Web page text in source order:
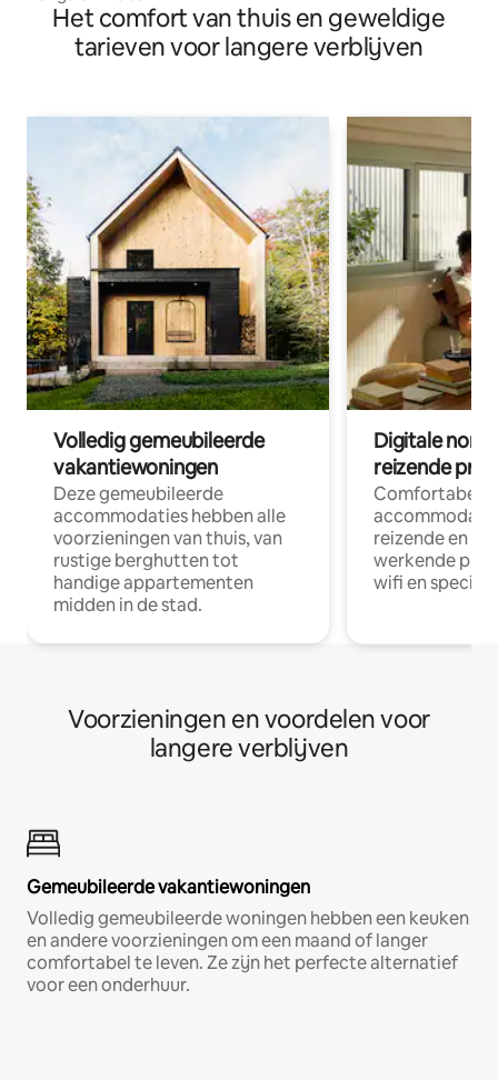
Het comfort van thuis en geweldige
tarieven voor langere verblijven
Volledig gemeubileerde
vakantiewoningen
Deze gemeubileerde
accommodaties hebben alle
voorzieningen van thuis, van
rustige berghutten tot
handige appartementen
midden in de stad.
Digitale
reizende
Comfortabele
reizende en
werkende
wifi en
Voorzieningen en voordelen voor
langere verblijven
Gemeubileerde vakantiewoningen
Volledig gemeubileerde woningen hebben een keuken
en andere voorzieningen om een maand of langer
comfortabel te leven. Ze zijn het perfecte alternatief
voor een onderhuur.